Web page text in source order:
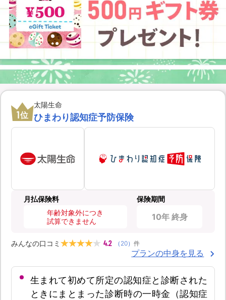
1位
太陽生命
ひまわり認知症予防保険
月払保険料
年齢対象外につき
試算できません
保険期間
10年 終身
みんなの口コミ 4.2 （ 20） 件
プランの中身を見る
生まれて初めて所定の認知症と診断された
ときにまとまった診断時の一時金（認知症